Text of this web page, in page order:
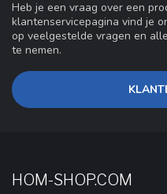
Heb je een vraag over een
klantenservicepagina vind je
op veelgestelde vragen en
te nemen.
HOM-SHOP.COM